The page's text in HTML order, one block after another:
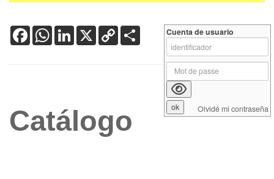
FacebookWhatsApp
LinkedIn
X Copy
Link
Catálogo
Cuenta de usuario
Olvidé mi contraseña